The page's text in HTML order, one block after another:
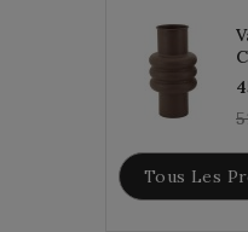
Tous Les